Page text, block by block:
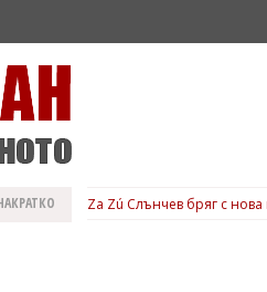
Za Zú Слънчев бряг с